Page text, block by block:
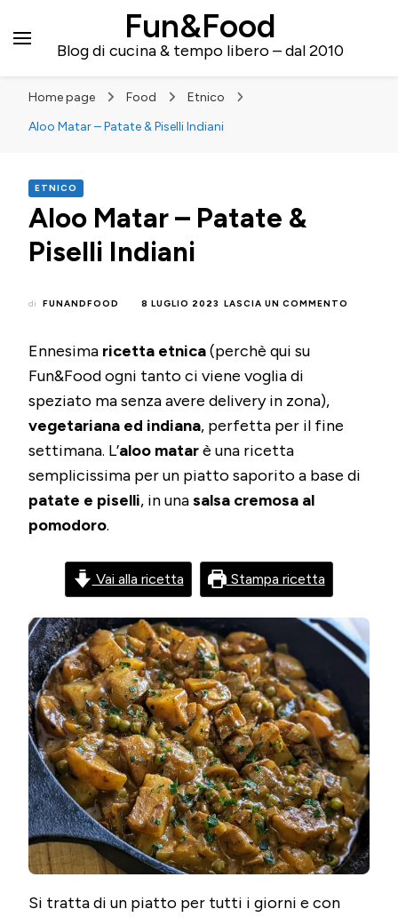
Fun&Food
Blog di cucina & tempo libero – dal 2010
Home page Food
Etnico
Aloo Matar – Patate & Piselli Indiani
ETNICO
Aloo Matar – Patate &
Piselli Indiani
di FUNANDFOOD 8 LUGLIO 2023 LASCIA UN COMMENTO
Ennesima ricetta etnica(perchè qui su
Fun&Food ogni tanto ci viene voglia di
speziato ma senza avere delivery in zona),
vegetariana ed indiana, perfetta per il fine
settimana. L’aloo matarè una ricetta
semplicissima per un piatto saporito a base di
patate e piselli, in unasalsa cremosa al
pomodoro.
Vai alla ricetta Stampa ricetta
Si tratta di un piatto per tutti i giorni e con